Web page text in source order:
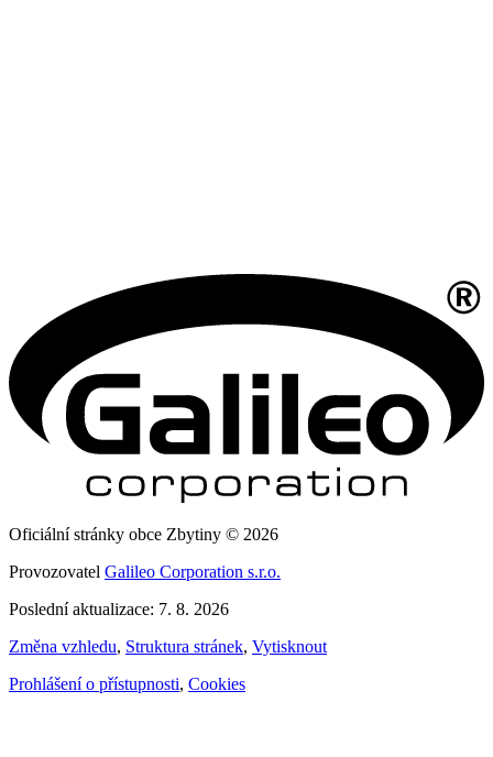
Oficiální stránky obce Zbytiny © 2026
Provozovatel Galileo Corporation s.r.o.
Poslední aktualizace: 7. 8. 2026
Změna vzhledu, Struktura stránek, Vytisknout
Prohlášení o přístupnosti, Cookies